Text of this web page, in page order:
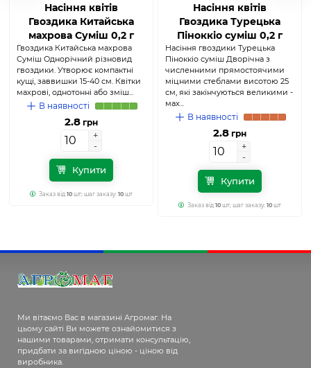
Насіння квітів
Гвоздика Китайська
махрова Суміш 0,2 г
(Агромаг)
Гвоздика Китайська махрова
Суміш Однорічний різновид
гвоздики. Утворює компактні
кущі, заввишки 15-40 см. Квітки
махрові, однотонні або зміш...
В наявності
2.8 грн
+
-
+
-
Купити
Заказ від 10 шт; шаг заказу: 10 шт
Насіння квітів
Гвоздика Турецька
Піноккіо суміш 0,2 г
(Агромаг)
Насіння гвоздики Турецька
Піноккіо суміш Дворічна з
численними прямостоячими
міцними стеблами висотою 25
см, які закінчуються великими -
мах...
В наявності
2.8 грн
+
-
+
-
Купити
Заказ від 10 шт; шаг заказу: 10 шт
Ми вітаємо Вас в магазині Агромаг. На
цьому сайті Ви можете ознайомитися з
нашими товарами, отримати консультацію,
придбати за вигідною ціною - ціною від
виробника.